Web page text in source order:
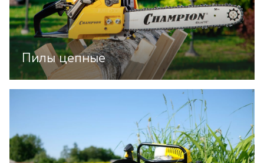
Пилы цепные